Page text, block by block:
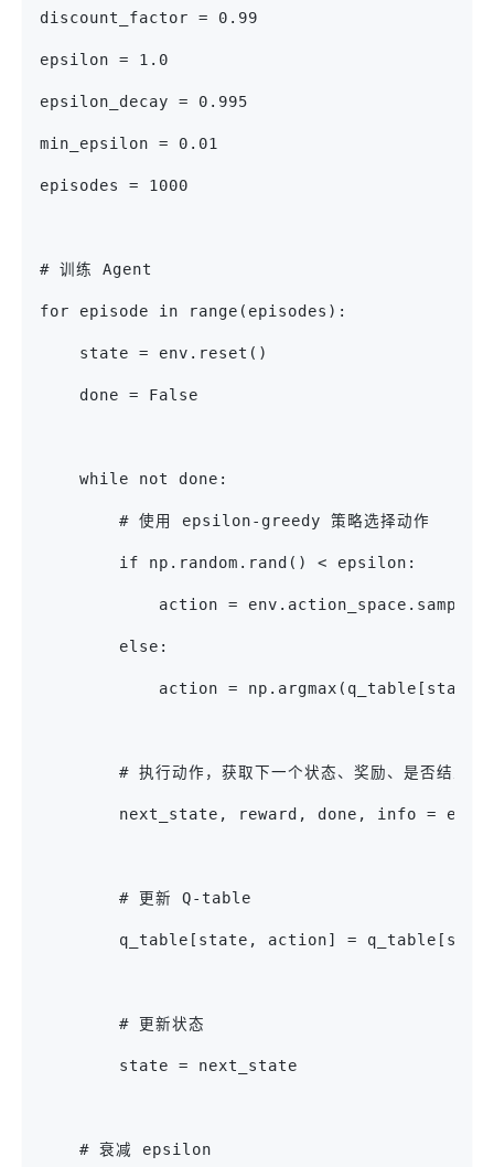
discount_factor = 0.99
epsilon = 1.0
epsilon_decay = 0.995
min_epsilon = 0.01
episodes = 1000
# 训练 Agent
for episode in range(episodes):
    state = env.reset()
    done = False
    while not done:
        # 使用 epsilon-greedy 策略选择动作
        if np.random.rand() < epsilon:
action =
        else:
action =
# 执行动作，获取下一个状态、奖励、是否结束等
next_state, reward, done, info =
        # 更新 Q-table
q_table[state, action] =
        # 更新状态
        state = next_state
    # 衰减 epsilon